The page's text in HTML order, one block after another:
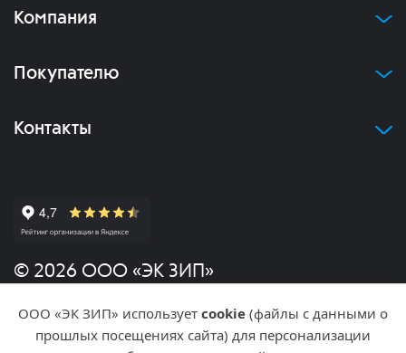
Компания
Покупателю
Контакты
© 2026 ООО «ЭК ЗИП»
Политика конфиденциальности
ООО «ЭК ЗИП» использует cookie (файлы с данными о
прошлых посещениях сайта) для персонализации